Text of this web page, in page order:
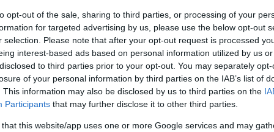
opt-out of the sale, sharing to third parties, or processing of your
for targeted advertising by us, please use the below opt-out
selection. Please note that after your opt-out request is processed
interest-based ads based on personal information utilized by us
to third parties prior to your opt-out. You may separately
of your personal information by third parties on the IAB’s list of
This information may also be disclosed by us to third parties on the
Participants that may further disclose it to other third parties.
that this website/app uses one or more Google services and may
ugyanakkor, hogy a Pentagon nem hozott
a vitatott fegyverszállítmányról.
az ukrán haderő „bőven” rendelkezik HIMARS és
amelyek képesek kilőni a nagy hatótávolságú
közül az elsőt az Oroszországgal való konfliktus
után hónapokon belül küldték Kijevnek.
hogy az ATACMS rakéták korlátozott
katonai parancsnokoknak „körültekintően kell
amikor Oroszországon belüli célpontokat
16:12
A
14:02